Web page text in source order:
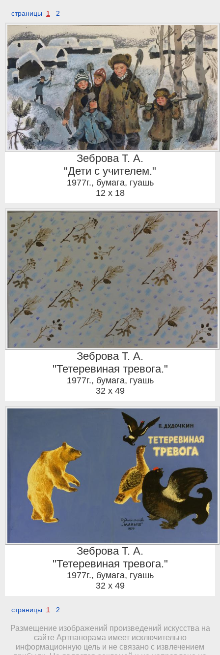
страницы 1 2
Зеброва Т. А.
"Дети с учителем."
1977г., бумага, гуашь
12 x 18
Зеброва Т. А.
"Тетеревиная тревога."
1977г., бумага, гуашь
32 x 49
Зеброва Т. А.
"Тетеревиная тревога."
1977г., бумага, гуашь
32 x 49
страницы 1 2
Размещение изображений произведений искусства на
сайте Артпанорама имеет исключительно
информационную цель и не связано с извлечением